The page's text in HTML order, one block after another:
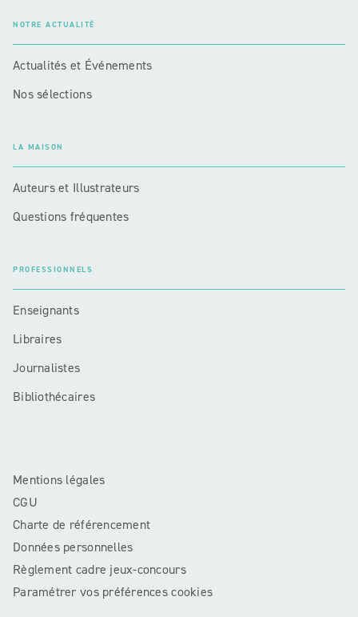
NOTRE ACTUALITÉ
Actualités et Événements
Nos sélections
LA MAISON
Auteurs et Illustrateurs
Questions fréquentes
PROFESSIONNELS
Enseignants
Libraires
Journalistes
Bibliothécaires
Mentions légales
CGU
Charte de référencement
Données personnelles
Règlement cadre jeux-concours
Paramétrer vos préférences cookies